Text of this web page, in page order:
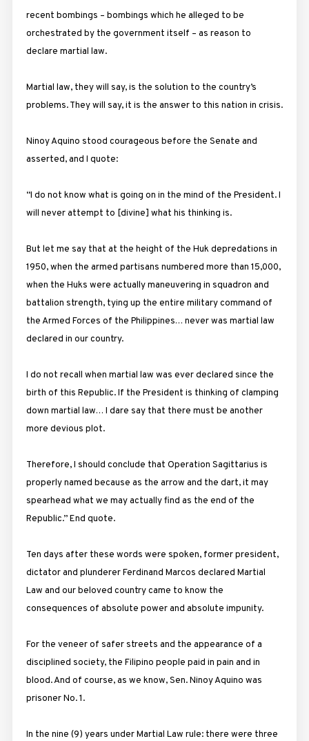
recent bombings – bombings which he alleged to be
orchestrated by the government itself – as reason to
declare martial law.
Martial law, they will say, is the solution to the country’s
problems. They will say, it is the answer to this nation in crisis.
Ninoy Aquino stood courageous before the Senate and
asserted, and I quote:
“I do not know what is going on in the mind of the President. I
will never attempt to [divine] what his thinking is.
But let me say that at the height of the Huk depredations in
1950, when the armed partisans numbered more than 15,000,
when the Huks were actually maneuvering in squadron and
battalion strength, tying up the entire military command of
the Armed Forces of the Philippines… never was martial law
declared in our country.
I do not recall when martial law was ever declared since the
birth of this Republic. If the President is thinking of clamping
down martial law… I dare say that there must be another
more devious plot.
Therefore, I should conclude that Operation Sagittarius is
properly named because as the arrow and the dart, it may
spearhead what we may actually find as the end of the
Republic.” End quote.
Ten days after these words were spoken, former president,
dictator and plunderer Ferdinand Marcos declared Martial
Law and our beloved country came to know the
consequences of absolute power and absolute impunity.
For the veneer of safer streets and the appearance of a
disciplined society, the Filipino people paid in pain and in
blood. And of course, as we know, Sen. Ninoy Aquino was
prisoner No. 1.
In the nine (9) years under Martial Law rule: there were three